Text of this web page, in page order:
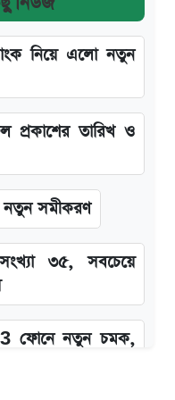
নিয়ে এলো নতুন
তারিখ ও
নতুন সমীকরণ
৩৫, সবচেয়ে
নতুন চমক,